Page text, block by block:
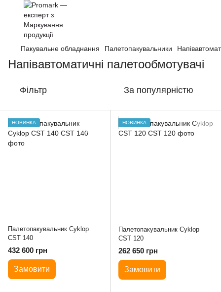
Пакувальне обладнання Палетопакувальники
Напівавтоматичні палетообмотувачі
Фільтр За популярністю
НОВИНКА
Палетопакувальник Cyklop
CST 140
432 600 грн
Замовити
НОВИНКА
Палетопакувальник Cyklop
CST 120
262 650 грн
Замовити